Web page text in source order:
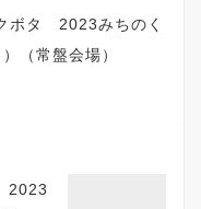
ボタ 2023みちのく
（常盤会場）
2023